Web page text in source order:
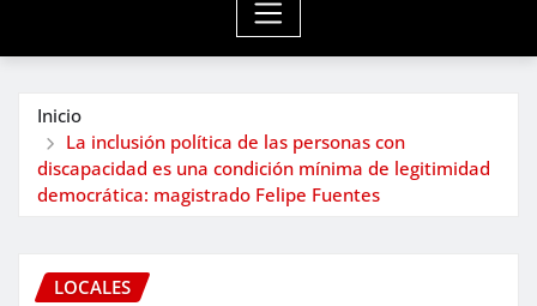
Inicio
La inclusión política de las personas con
discapacidad es una condición mínima de legitimidad
democrática: magistrado Felipe Fuentes
LOCALES